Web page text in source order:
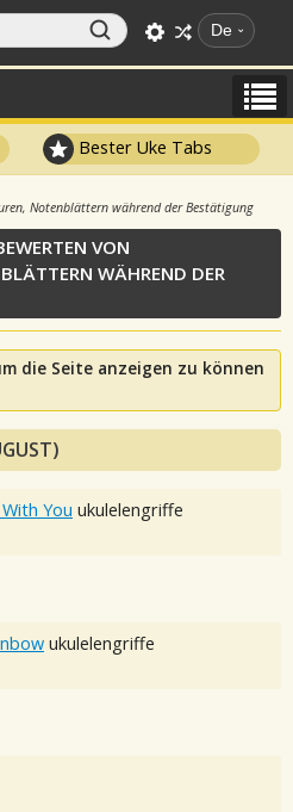
De
Bester Uke Tabs
Notenblättern während der Bestätigung
VON
WÄHREND DER
die Seite anzeigen zu können
You ukulelengriffe
ukulelengriffe